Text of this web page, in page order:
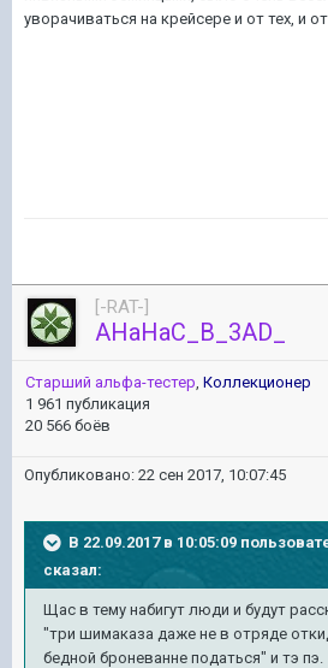
уворачиваться на крейсере и от тех, и
[-RAT-]
AHaHaC_B_3AD_
Старший альфа-тестер, Коллекционер
1 961 публикация
20 566 боёв
Опубликовано: 22 сен 2017, 10:07:45
В 22.09.2017 в 10:05:09
сказал:
Щас в тему набигут люди и будут
"три шимаказа даже не в отряде
бедной броневанне податься" и тэ пэ.